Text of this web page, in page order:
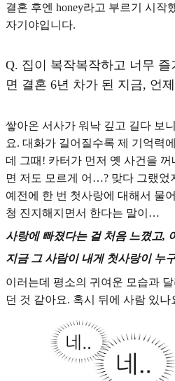
결혼 후엔 honey라고 부르기 시작
자기야입니다.
Q. 집이 복작복작하고 너무
면 결혼 6년 차가 된 지금, 언
쌓아온 서사가 워낙 깊고 길다 보
요. 대화가 길어질수록 제 기억력
데 그때! 카터가 먼저 옛 사건을 꺼
면 저도 모르게 어…? 맞다 그랬었
예전에 한 번 첫사랑에 대해서 물
청 진지해지면서 한다는 말이…
사랑에 빠졌다는 걸 처음 느꼈고,
지금 그 사람이 내게 첫사랑이 누
이러는데 평소의 귀여운 모습과
던 것 같아요. 혹시 뒤에 사람 있나